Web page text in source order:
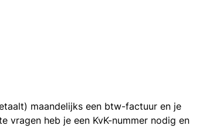
maandelijks een btw-factuur en je
vragen heb je een KvK-nummer nodig en